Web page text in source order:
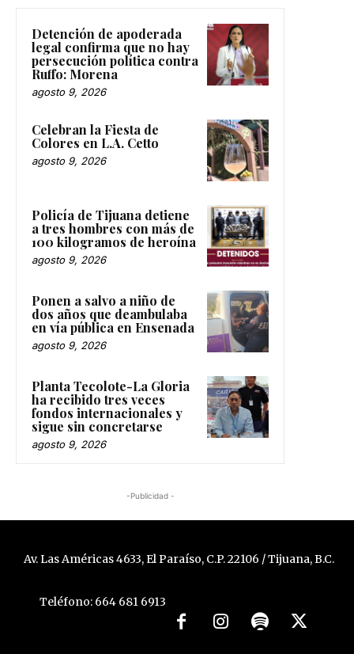
Detención de apoderada
legal confirma que no hay
persecución política contra
Ruffo: Morena
agosto 9, 2026
Celebran la Fiesta de
Colores en L.A. Cetto
agosto 9, 2026
Policía de Tijuana detiene
a tres hombres con más de
100 kilogramos de heroína
agosto 9, 2026
Ponen a salvo a niño de
dos años que deambulaba
en vía pública en Ensenada
agosto 9, 2026
Planta Tecolote-La Gloria
ha recibido tres veces
fondos internacionales y
sigue sin concretarse
agosto 9, 2026
-Publicidad -
Av. Las Américas 4633, El Paraíso, C.P. 22106 / Tijuana, B.C.
Teléfono: 664 681 6913